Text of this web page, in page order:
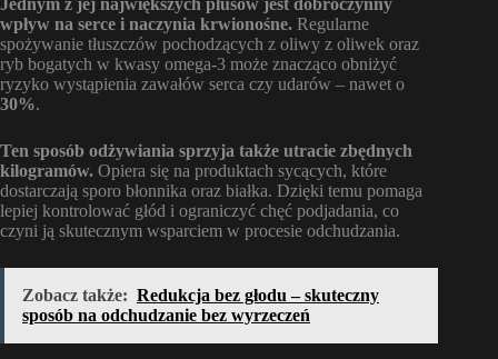
wpływ na serce i naczynia krwionośne. Regularne
spożywanie tłuszczów pochodzących z oliwy z oliwek oraz
ryb bogatych w kwasy omega-3 może znacząco obniżyć
ryzyko wystąpienia zawałów serca czy udarów – nawet o
30%.
Ten sposób odżywiania sprzyja także utracie zbędnych
kilogramów. Opiera się na produktach sycących, które
dostarczają sporo błonnika oraz białka. Dzięki temu pomaga
lepiej kontrolować głód i ograniczyć chęć podjadania, co
czyni ją skutecznym wsparciem w procesie odchudzania.
Zobacz także: Redukcja bez głodu – skuteczny
sposób na odchudzanie bez wyrzeczeń